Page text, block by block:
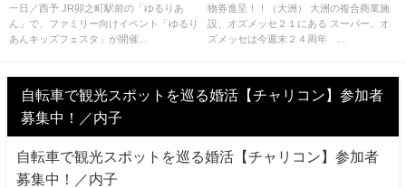
一日／西予 JR卯之町駅前の「ゆるりあ
ん」で、ファミリー向けイベント「ゆるり
あんキッズフェスタ」が開催...
物券進呈！！（大洲） 大洲の複合商業施
設、オズメッセ２１にある スーパー、オ
ズメッセは今週末２４周年 ...
自転車で観光スポットを巡る婚活【チャリコン】参加者
募集中！／内子
自転車で観光スポットを巡る婚活【チャリコン】参加者
募集中！／内子